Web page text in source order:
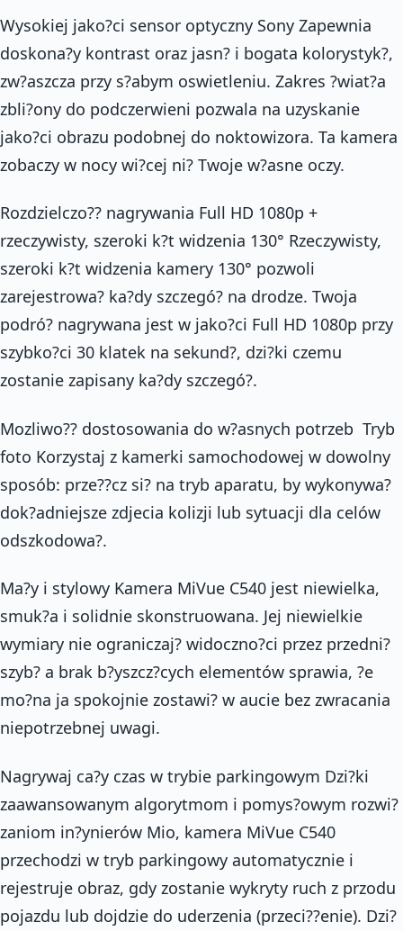
Wysokiej jako?ci sensor optyczny Sony Zapewnia
doskona?y kontrast oraz jasn? i bogata kolorystyk?,
zw?aszcza przy s?abym oswietleniu. Zakres ?wiat?a
zbli?ony do podczerwieni pozwala na uzyskanie
jako?ci obrazu podobnej do noktowizora. Ta kamera
zobaczy w nocy wi?cej ni? Twoje w?asne oczy.
Rozdzielczo?? nagrywania Full HD 1080p +
rzeczywisty, szeroki k?t widzenia 130° Rzeczywisty,
szeroki k?t widzenia kamery 130° pozwoli
zarejestrowa? ka?dy szczegó? na drodze. Twoja
podró? nagrywana jest w jako?ci Full HD 1080p przy
szybko?ci 30 klatek na sekund?, dzi?ki czemu
zostanie zapisany ka?dy szczegó?.
Mozliwo?? dostosowania do w?asnych potrzeb  Tryb
foto Korzystaj z kamerki samochodowej w dowolny
sposób: prze??cz si? na tryb aparatu, by wykonywa?
dok?adniejsze zdjecia kolizji lub sytuacji dla celów
odszkodowa?.
Ma?y i stylowy Kamera MiVue C540 jest niewielka,
smuk?a i solidnie skonstruowana. Jej niewielkie
wymiary nie ograniczaj? widoczno?ci przez przedni?
szyb? a brak b?yszcz?cych elementów sprawia, ?e
mo?na ja spokojnie zostawi? w aucie bez zwracania
niepotrzebnej uwagi.
Nagrywaj ca?y czas w trybie parkingowym Dzi?ki
zaawansowanym algorytmom i pomys?owym rozwi?
zaniom in?ynierów Mio, kamera MiVue C540
przechodzi w tryb parkingowy automatycznie i
rejestruje obraz, gdy zostanie wykryty ruch z przodu
pojazdu lub dojdzie do uderzenia (przeci??enie). Dzi?